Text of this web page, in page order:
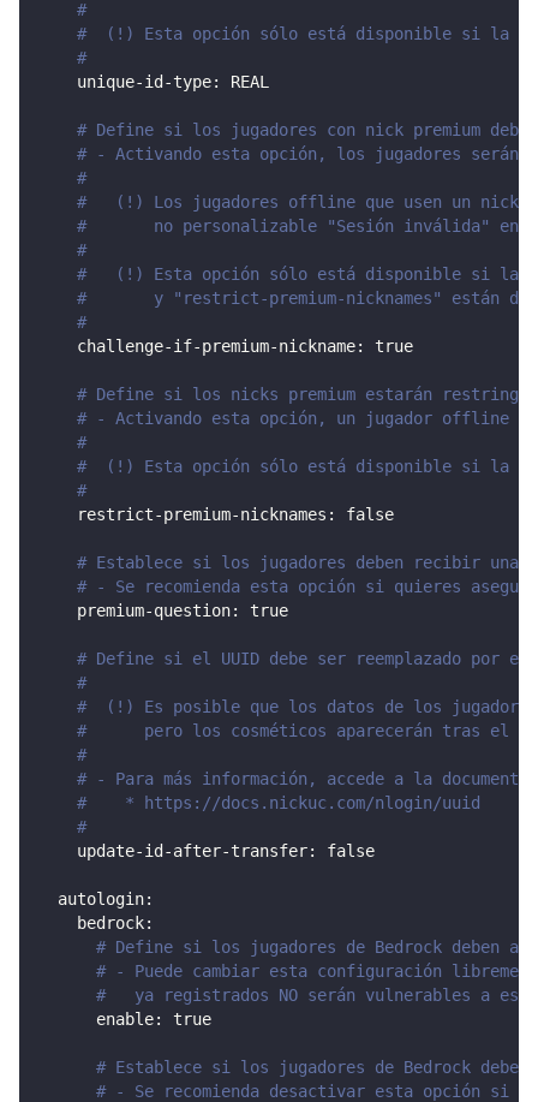
#
#  (!) Esta opción sólo está disponible si la
#
unique-id-type: REAL
# Define si los jugadores con nick premium
# - Activando esta opción, los jugadores serán
#
#   (!) Los jugadores offline que usen un nick
#       no personalizable "Sesión inválida" en
#
#   (!) Esta opción sólo está disponible si las
#       y "restrict-premium-nicknames" están
#
challenge-if-premium-nickname: true
# Define si los nicks premium estarán
# - Activando esta opción, un jugador offline no
#
#  (!) Esta opción sólo está disponible si la
#
restrict-premium-nicknames : false
# Establece si los jugadores deben recibir una
# - Se recomienda esta opción si quieres
premium-question: true
# Define si el UUID debe ser reemplazado por el
#
#  (!) Es posible que los datos de los
#      pero los cosméticos aparecerán tras el
#
# - Para más información, accede a la
#    * https://docs.nickuc.com/nlogin/uuid
#
update-id-after-transfer: false
autologin:
bedrock:
# Define si los jugadores de Bedrock deben
# - Puede cambiar esta configuración
#   ya registrados NO serán vulnerables a este
enable: true
# Establece si los jugadores de Bedrock
# - Se recomienda desactivar esta opción si